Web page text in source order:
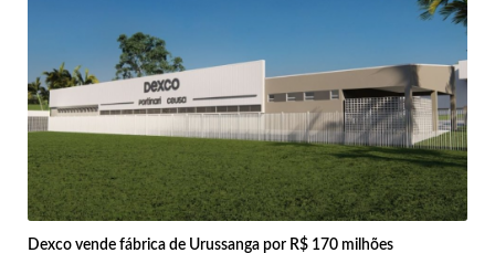
Dexco vende fábrica de Urussanga por R$ 170 milhões